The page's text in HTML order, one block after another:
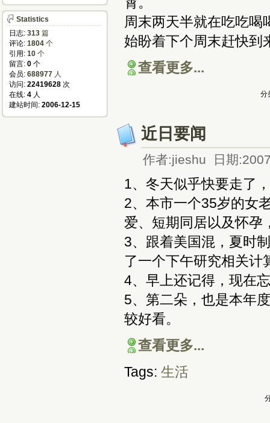
周末两天半就在吃吃喝
始盼着下个周末赶快
查看更多...
分
近日要闻
作者:jieshu 日期
1、冬天似乎快要走了
2、本市一个35岁的女
爱、短期同居以及怀孕
3、跟着美国混，夏时
了一个下午研究相关计
4、早上还记得，现在
5、第二朵，也是本年
较好看。
查看更多...
Tags: 生活
Statistics
日志: 313 篇
评论: 1804 个
引用: 10 个
留言: 0 个
会员: 688977 人
访问: 22419628 次
在线: 4 人
建站时间: 2006-12-15